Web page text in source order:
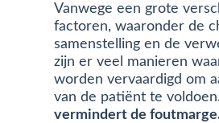
Vanwege een grote
factoren, waaronder de
samenstelling en de
zijn er veel manieren
worden vervaardigd om
van de patiënt te
vermindert de